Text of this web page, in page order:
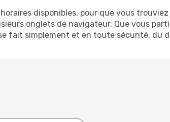
disponibles, pour que vous
onglets de navigateur. Que vous
fait simplement et en toute sécurité, du